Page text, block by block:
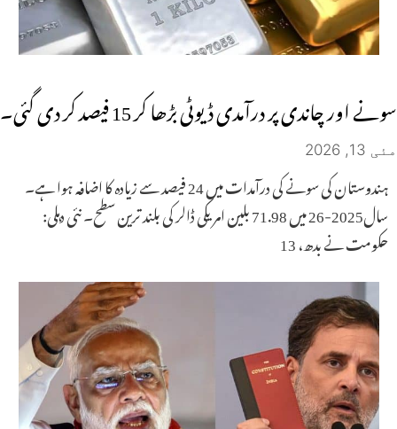
سونے اور چاندی پر درآمدی ڈیوٹی بڑھا کر 15 فیصد کر دی گئی۔
مئی 13, 2026
ہندوستان کی سونے کی درآمدات میں 24 فیصد سے زیادہ کا اضافہ ہوا ہے۔
سال2025-26 میں 71.98 بلین امریکی ڈالر کی بلند ترین سطح۔ نئی دہلی:
حکومت نے بدھ، 13